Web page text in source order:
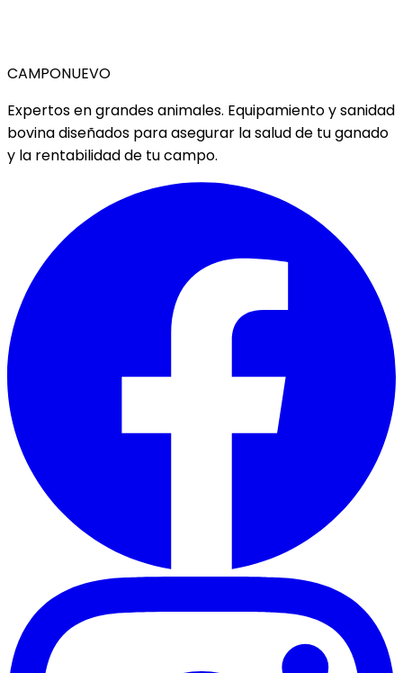
CAMPONUEVO
Expertos en grandes animales. Equipamiento y sanidad
bovina diseñados para asegurar la salud de tu ganado
y la rentabilidad de tu campo.